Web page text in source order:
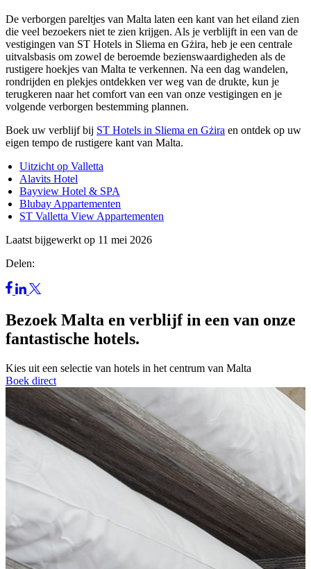
De verborgen pareltjes van Malta laten een kant van het eiland zien
die veel bezoekers niet te zien krijgen. Als je verblijft in een van de
vestigingen van ST Hotels in Sliema en Gżira, heb je een centrale
uitvalsbasis om zowel de beroemde bezienswaardigheden als de
rustigere hoekjes van Malta te verkennen. Na een dag wandelen,
rondrijden en plekjes ontdekken ver weg van de drukte, kun je
terugkeren naar het comfort van een van onze vestigingen en je
volgende verborgen bestemming plannen.
Boek uw verblijf bij ST Hotels in Sliema en Gżira en ontdek op uw
eigen tempo de rustigere kant van Malta.
Uitzicht op Valletta
Alavits Hotel
Bayview Hotel & SPA
Blubay Appartementen
ST Valletta View Appartementen
Laatst bijgewerkt op 11 mei 2026
Delen:
Bezoek Malta en verblijf in een van onze
fantastische hotels.
Kies uit een selectie van hotels in het centrum van Malta
Boek direct